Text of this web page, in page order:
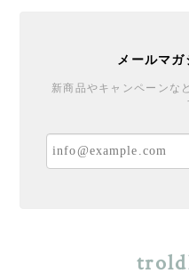
メールマガ
新商品やキャンペーンな